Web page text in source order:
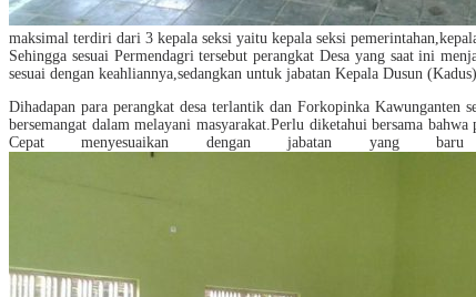
maksimal terdiri dari 3 kepala seksi yaitu kepala seksi
Sehingga sesuai Permendagri tersebut perangkat Desa yang saat ini
sesuai dengan keahliannya,sedangkan untuk jabatan Kepala Dusun
Dihadapan para perangkat desa terlantik dan Forkopinka Kawunganten
bersemangat dalam melayani masyarakat.Perlu diketahui bersama
Cepat menyesuaikan dengan jabatan yang baru